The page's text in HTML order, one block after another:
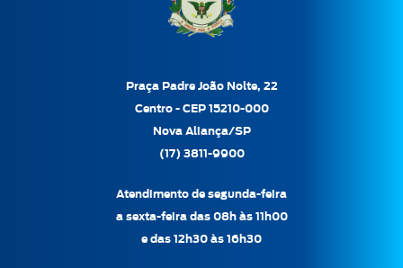
Praça Padre João Nolte, 22
Centro - CEP 15210-000
Nova Aliança/SP
(17) 3811-9900
Atendimento de segunda-feira
a sexta-feira das 08h às 11h00
e das 12h30 às 16h30